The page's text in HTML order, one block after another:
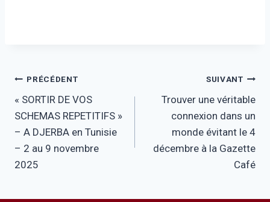
Navigation
de
l’article
PRÉCÉDENT
« SORTIR DE VOS
SCHEMAS REPETITIFS »
– A DJERBA en Tunisie
– 2 au 9 novembre
2025
SUIVANT
Trouver une véritable
connexion dans un
monde évitant le 4
décembre à la Gazette
Café